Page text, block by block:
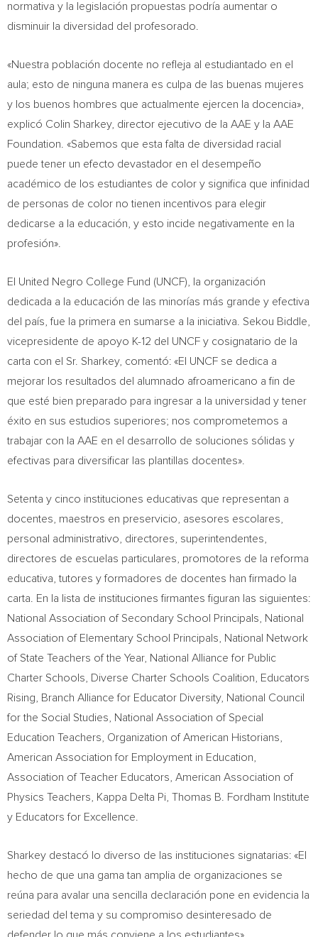
normativa y la legislación propuestas podría aumentar o
disminuir la diversidad del profesorado.
«Nuestra población docente no refleja al estudiantado en el
aula; esto de ninguna manera es culpa de las buenas mujeres
y los buenos hombres que actualmente ejercen la docencia»,
explicó Colin Sharkey, director ejecutivo de la AAE y la AAE
Foundation. «Sabemos que esta falta de diversidad racial
puede tener un efecto devastador en el desempeño
académico de los estudiantes de color y significa que infinidad
de personas de color no tienen incentivos para elegir
dedicarse a la educación, y esto incide negativamente en la
profesión».
El United Negro College Fund (UNCF), la organización
dedicada a la educación de las minorías más grande y efectiva
del país, fue la primera en sumarse a la iniciativa. Sekou Biddle
vicepresidente de apoyo K-12 del UNCF y cosignatario de la
carta con el Sr. Sharkey, comentó: «El UNCF se dedica a
mejorar los resultados del alumnado afroamericano a fin de
que esté bien preparado para ingresar a la universidad y tener
éxito en sus estudios superiores; nos comprometemos a
trabajar con la AAE en el desarrollo de soluciones sólidas y
efectivas para diversificar las plantillas docentes».
Setenta y cinco instituciones educativas que representan a
docentes, maestros en preservicio, asesores escolares,
personal administrativo, directores, superintendentes,
directores de escuelas particulares, promotores de la reforma
educativa, tutores y formadores de docentes han firmado la
carta. En la lista de instituciones firmantes figuran las siguientes:
National Association of Secondary School Principals, National
Association of Elementary School Principals, National Network
of State Teachers of the Year, National Alliance for Public
Charter Schools, Diverse Charter Schools Coalition, Educators
Rising, Branch Alliance for Educator Diversity, National Council
for the Social Studies, National Association of Special
Education Teachers, Organization of American Historians,
American Association for Employment in Education,
Association of Teacher Educators, American Association of
Physics Teachers, Kappa Delta Pi, Thomas B. Fordham Institute
y Educators for Excellence.
Sharkey destacó lo diverso de las instituciones signatarias: «El
hecho de que una gama tan amplia de organizaciones se
reúna para avalar una sencilla declaración pone en evidencia la
seriedad del tema y su compromiso desinteresado de